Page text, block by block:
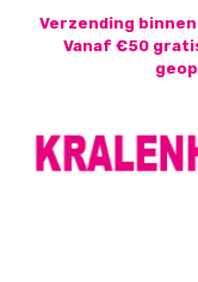
Verzending binnen
Vanaf €50